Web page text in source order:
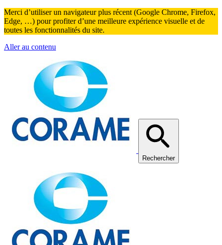
Merci d’utiliser un navigateur plus récent (Google Chrome, Firefox,
Edge, …) pour profiter d’une meilleure expérience visuelle et de
toutes les fonctionnalités du site.
Aller au contenu
Rechercher